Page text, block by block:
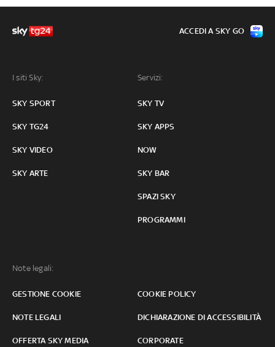
I siti Sky:
SKY SPORT
SKY TG24
SKY VIDEO
SKY ARTE
Servizi:
SKY TV
SKY APPS
NOW
SKY BAR
SPAZI SKY
PROGRAMMI
Note legali:
GESTIONE COOKIE COOKIE POLICY
NOTE LEGALI DICHIARAZIONE DI ACCESSIBILITÀ
OFFERTA SKY MEDIA CORPORATE
ACCEDI A SKY GO